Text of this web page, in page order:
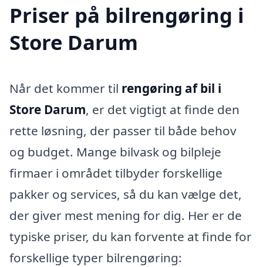
Priser på bilrengøring i
Store Darum
Når det kommer til rengøring af bil i
Store Darum, er det vigtigt at finde den
rette løsning, der passer til både behov
og budget. Mange bilvask og bilpleje
firmaer i området tilbyder forskellige
pakker og services, så du kan vælge det,
der giver mest mening for dig. Her er de
typiske priser, du kan forvente at finde for
forskellige typer bilrengøring: